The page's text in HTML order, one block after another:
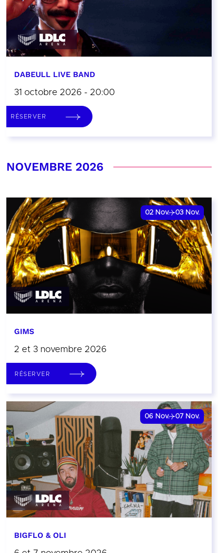
DABEULL LIVE BAND
31 octobre 2026 - 20:00
RÉSERVER
NOVEMBRE 2026
02 Nov. 03 Nov.
GIMS
2 et 3 novembre 2026
RÉSERVER
06 Nov. 07 Nov.
BIGFLO & OLI